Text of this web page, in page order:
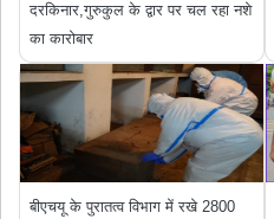
दरकिनार,गुरुकुल के द्वार पर चल रहा नशे
का कारोबार
बीएचयू के पुरातत्व विभाग में रखे 2800